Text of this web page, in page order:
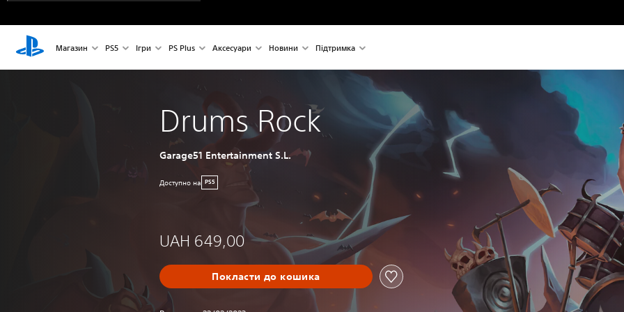
Магазин PS5 Ігри PS Plus Аксесуари Новини Підтримка
Drums Rock
Garage51 Entertainment S.L.
Доступно на PS5
UAH 649,00
Покласти до кошика